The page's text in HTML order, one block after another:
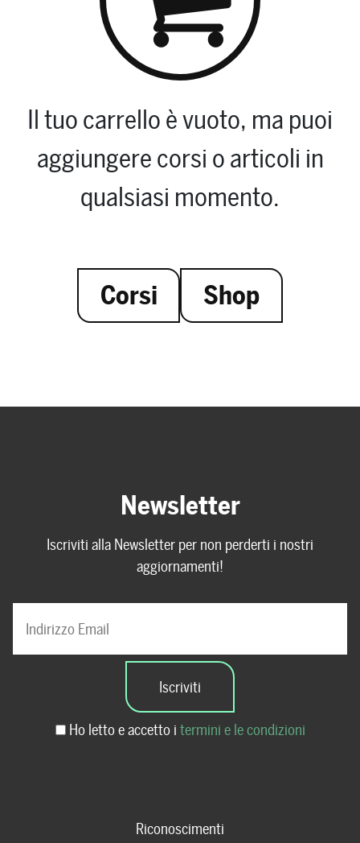
Il tuo carrello è vuoto, ma puoi
aggiungere corsi o articoli in
qualsiasi momento.
Corsi Shop
Newsletter
Iscriviti alla Newsletter per non perderti i nostri
aggiornamenti!
Ho letto e accetto i termini e le condizioni
Riconoscimenti